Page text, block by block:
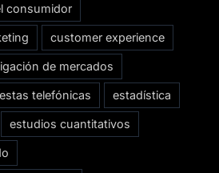
consumidor
customer experience
de mercados
telefónicas estadística
estudios cuantitativos